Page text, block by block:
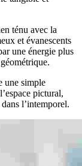
ténu avec la
et évanescents
une énergie plus
une simple
pictural,
l’intemporel.